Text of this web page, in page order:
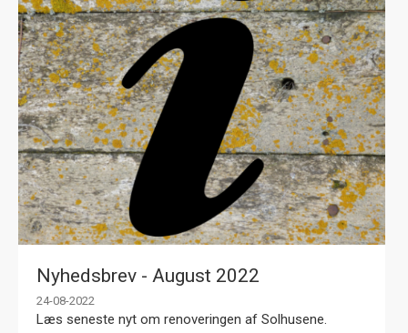
Nyhedsbrev - August 2022
24-08-2022
Læs seneste nyt om renoveringen af Solhusene.